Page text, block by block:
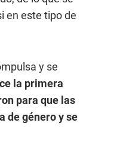
en este tipo de
y se
la primera
para que las
de género y se